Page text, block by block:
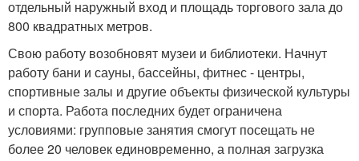
отдельный наружный вход и площадь торгового зала до
800 квадратных метров.
Свою работу возобновят музеи и библиотеки. Начнут
работу бани и сауны, бассейны, фитнес - центры,
спортивные залы и другие объекты физической культуры
и спорта. Работа последних будет ограничена
условиями: групповые занятия смогут посещать не
более 20 человек единовременно, а полная загрузка